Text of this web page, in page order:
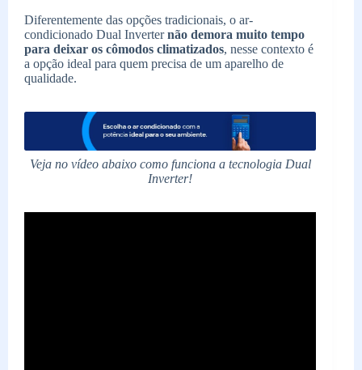
Diferentemente das opções tradicionais, o ar-
condicionado Dual Inverternão demora muito tempo
para deixar os cômodos climatizados, nesse contexto é
a opção ideal para quem precisa de um aparelho de
qualidade.
Veja no vídeo abaixo como funciona a tecnologia Dual
Inverter!